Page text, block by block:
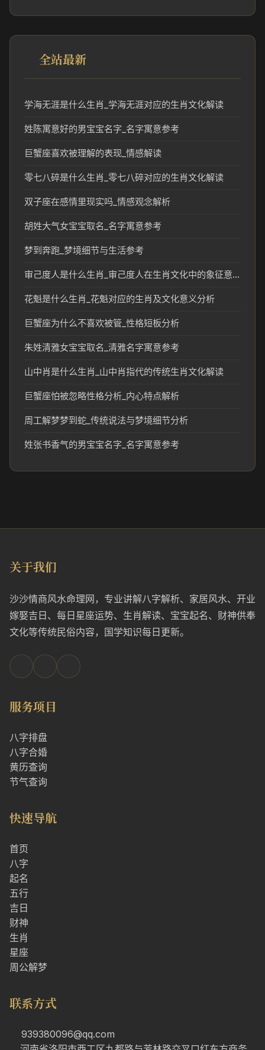
全站最新
学海无涯是什么生肖_学海无涯对应的生肖文化解读
姓陈寓意好的男宝宝名字_名字寓意参考
巨蟹座喜欢被理解的表现_情感解读
零七八碎是什么生肖_零七八碎对应的生肖文化解读
双子座在感情里现实吗_情感观念解析
胡姓大气女宝宝取名_名字寓意参考
梦到奔跑_梦境细节与生活参考
审己度人是什么生肖_审己度人在生肖文化中的象征意义
花魁是什么生肖_花魁对应的生肖及文化意义分析
巨蟹座为什么不喜欢被管_性格短板分析
朱姓清雅女宝宝取名_清雅名字寓意参考
山中肖是什么生肖_山中肖指代的传统生肖文化解读
巨蟹座怕被忽略性格分析_内心特点解析
周工解梦梦到蛇_传统说法与梦境细节分析
姓张书香气的男宝宝名字_名字寓意参考
关于我们
沙沙情商风水命理网，专业讲解八字解析、家居风水、开业
嫁娶吉日、每日星座运势、生肖解读、宝宝起名、财神供奉
文化等传统民俗内容，国学知识每日更新。
服务项目
八字排盘
八字合婚
黄历查询
节气查询
快速导航
首页
八字
起名
五行
吉日
财神
生肖
星座
周公解梦
联系方式
939380096@qq.com